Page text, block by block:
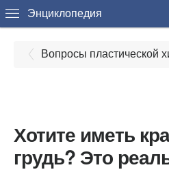
Энциклопедия
Вопросы пластической
Хотите иметь
грудь? Это